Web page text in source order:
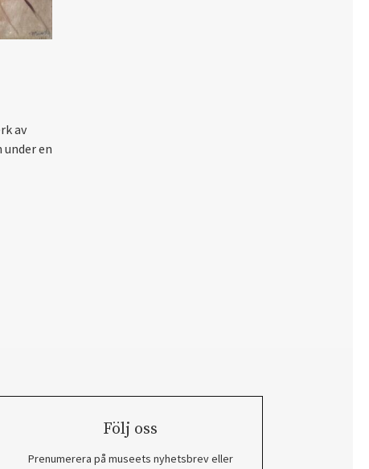
av
under en
Följ oss
Prenumerera på museets nyhetsbrev eller